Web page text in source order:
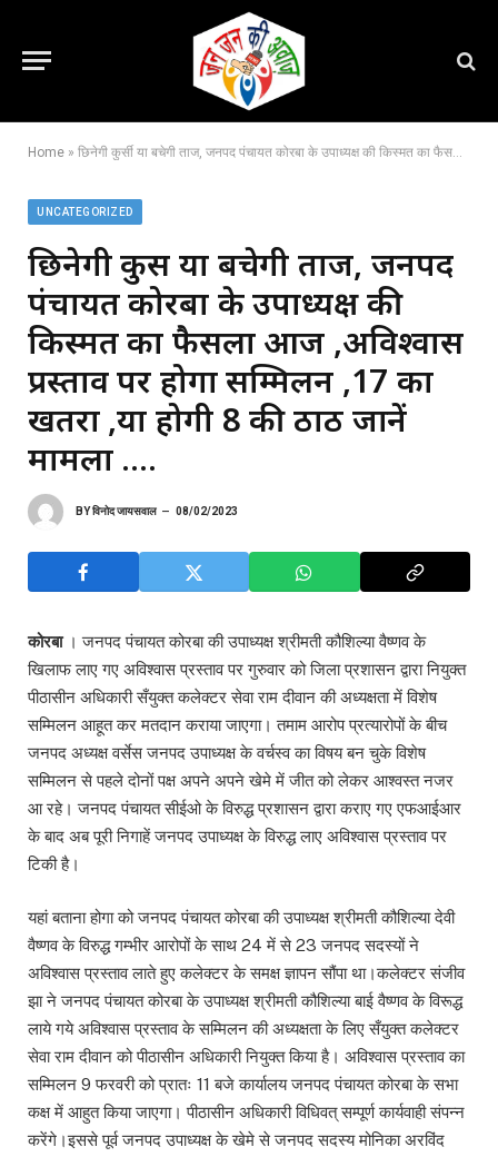
Home » छिनेगी कुर्सी या बचेगी ताज, जनपद पंचायत कोरबा के उपाध्यक्ष की किस्मत का फैसला आज ,अविश्वास प्रस्ताव पर होगा सम्मिलन ,17 का खतरा ,या होगी 8 की ठाठ जानें मामला ….
UNCATEGORIZED
छिनेगी कुर्सी या बचेगी ताज, जनपद
पंचायत कोरबा के उपाध्यक्ष की
किस्मत का फैसला आज ,अविश्वास
प्रस्ताव पर होगा सम्मिलन ,17 का
खतरा ,या होगी 8 की ठाठ जानें
मामला ….
BYविनोद जायसवाल 08/02/2023
कोरबा। जनपद पंचायत कोरबा की उपाध्यक्ष श्रीमती कौशिल्या वैष्णव के
खिलाफ लाए गए अविश्वास प्रस्ताव पर गुरुवार को जिला प्रशासन द्वारा नियुक्त
पीठासीन अधिकारी सँयुक्त कलेक्टर सेवा राम दीवान की अध्यक्षता में विशेष
सम्मिलन आहूत कर मतदान कराया जाएगा। तमाम आरोप प्रत्यारोपों के बीच
जनपद अध्यक्ष वर्सेस जनपद उपाध्यक्ष के वर्चस्व का विषय बन चुके विशेष
सम्मिलन से पहले दोनों पक्ष अपने अपने खेमे में जीत को लेकर आश्वस्त नजर
आ रहे। जनपद पंचायत सीईओ के विरुद्ध प्रशासन द्वारा कराए गए एफआईआर
के बाद अब पूरी निगाहें जनपद उपाध्यक्ष के विरुद्ध लाए अविश्वास प्रस्ताव पर
टिकी है।
यहां बताना होगा को जनपद पंचायत कोरबा की उपाध्यक्ष श्रीमती कौशिल्या देवी
वैष्णव के विरुद्ध गम्भीर आरोपों के साथ 24 में से 23 जनपद सदस्यों ने
अविश्वास प्रस्ताव लाते हुए कलेक्टर के समक्ष ज्ञापन सौंपा था।कलेक्टर संजीव
झा ने जनपद पंचायत कोरबा के उपाध्यक्ष श्रीमती कौशिल्या बाई वैष्णव के विरूद्ध
लाये गये अविश्वास प्रस्ताव के सम्मिलन की अध्यक्षता के लिए सँयुक्त कलेक्टर
सेवा राम दीवान को पीठासीन अधिकारी नियुक्त किया है। अविश्वास प्रस्ताव का
सम्मिलन 9 फरवरी को प्रातः 11 बजे कार्यालय जनपद पंचायत कोरबा के सभा
कक्ष में आहुत किया जाएगा। पीठासीन अधिकारी विधिवत् सम्पूर्ण कार्यवाही संपन्न
करेंगे।इससे पूर्व जनपद उपाध्यक्ष के खेमे से जनपद सदस्य मोनिका अरविंद